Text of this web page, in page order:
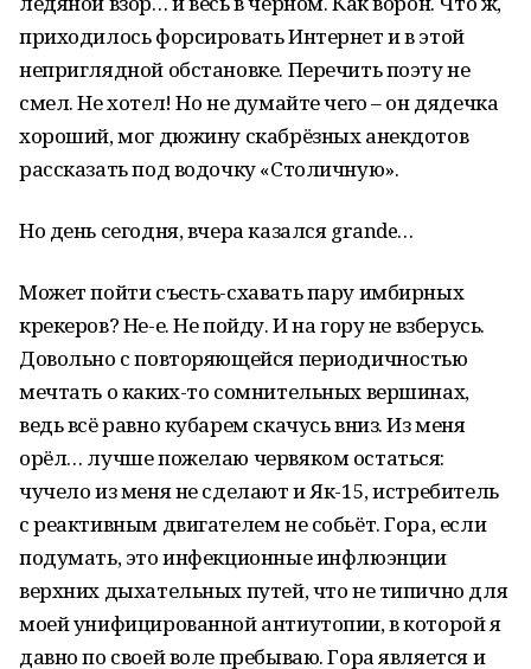
приходилось форсировать Интернет и в этой
неприглядной обстановке. Перечить поэту не
смел. Не хотел! Но не думайте чего – он дядечка
хороший, мог дюжину скабрёзных анекдотов
рассказать под водочку «Столичную».
Но день сегодня, вчера казался grande…
Может пойти съесть-схавать пару имбирных
крекеров? Не-е. Не пойду. И на гору не взберусь.
Довольно с повторяющейся периодичностью
мечтать о каких-то сомнительных вершинах,
ведь всё равно кубарем скачусь вниз. Из меня
орёл… лучше пожелаю червяком остаться:
чучело из меня не сделают и Як-15, истребитель
с реактивным двигателем не собьёт. Гора, если
подумать, это инфекционные инфлюэнции
верхних дыхательных путей, что не типично для
моей унифицированной антиутопии, в которой я
давно по своей воле пребываю. Гора является и